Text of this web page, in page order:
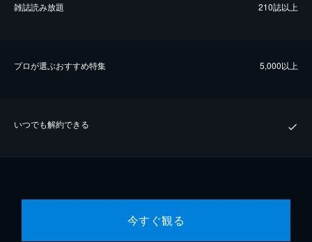
雑誌読み放題 210誌以上
プロが選ぶおすすめ特集 5,000以上
いつでも解約できる
今すぐ観る